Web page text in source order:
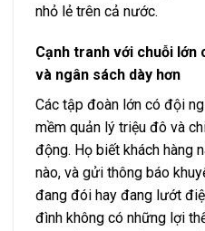
nhỏ lẻ trên cả nước.
Cạnh tranh với chuỗi lớn
và ngân sách dày hơn
Các tập đoàn lớn có đội
mềm quản lý triệu đô và
động. Họ biết khách hàng
nào, và gửi thông báo
đang đói hay đang lướt
đình không có những lợi